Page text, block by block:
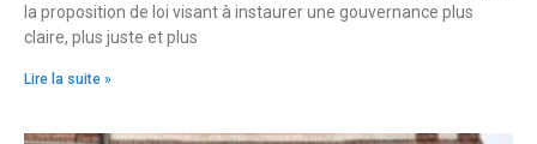
la proposition de loi visant à instaurer une gouvernance plus
claire, plus juste et plus
Lire la suite »